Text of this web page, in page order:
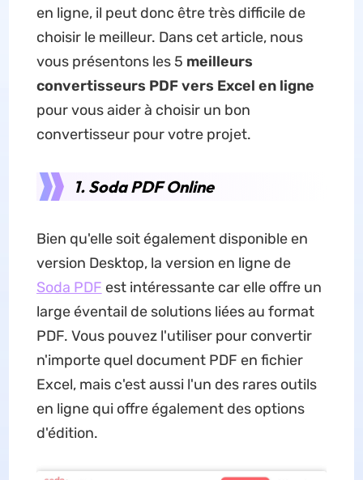
en ligne, il peut donc être très difficile de
choisir le meilleur. Dans cet article, nous
vous présentons les 5 meilleurs
convertisseurs PDF vers Excel en ligne
pour vous aider à choisir un bon
convertisseur pour votre projet.
1. Soda PDF Online
Bien qu'elle soit également disponible en
version Desktop, la version en ligne de
Soda PDF est intéressante car elle offre un
large éventail de solutions liées au format
PDF. Vous pouvez l'utiliser pour convertir
n'importe quel document PDF en fichier
Excel, mais c'est aussi l'un des rares outils
en ligne qui offre également des options
d'édition.